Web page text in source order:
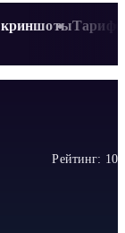
Рейтинг: 10